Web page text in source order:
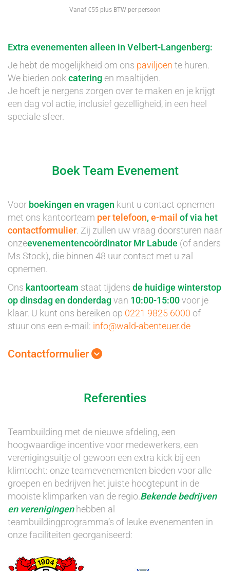
Vanaf €55 plus BTW per persoon
Extra evenementen alleen in Velbert-Langenberg:
Je hebt de mogelijkheid om ons paviljoen te huren.
We bieden ook catering en maaltijden.
Je hoeft je nergens zorgen over te maken en je krijgt
een dag vol actie, inclusief gezelligheid, in een heel
speciale sfeer.
Boek Team Evenement
Voor boekingen en vragen kunt u contact opnemen
met ons kantoorteam per telefoon, e-mail of via het
contactformulier. Zij zullen uw vraag doorsturen naar
onzeevenementencoördinator Mr Labude (of anders
Ms Stock), die binnen 48 uur contact met u zal
opnemen.
Ons kantoorteam staat tijdens de huidige winterstop
op dinsdag en donderdagvan 10:00-15:00voor je
klaar. U kunt ons bereiken op 0221 9825 6000 of
stuur ons een e-mail: info@wald-abenteuer.de
Contactformulier
Referenties
Teambuilding met de nieuwe afdeling, een
hoogwaardige incentive voor medewerkers, een
verenigingsuitje of gewoon een extra kick bij een
klimtocht: onze teamevenementen bieden voor alle
groepen en bedrijven het juiste hoogtepunt in de
mooiste klimparken van de regio. Bekende bedrijven
en verenigingenhebben al
teambuildingprogramma’s of leuke evenementen in
onze faciliteiten georganiseerd: